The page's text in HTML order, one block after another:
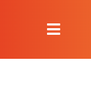
Toggle